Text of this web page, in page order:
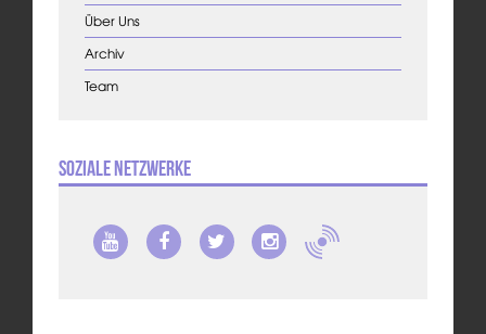
Über Uns
Archiv
Team
Soziale Netzwerke